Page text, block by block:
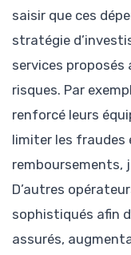
saisir que ces
stratégie
services proposés
risques. Par
renforcé leurs
limiter les fraudes
remboursements,
D’autres
sophistiqués afin
assurés,